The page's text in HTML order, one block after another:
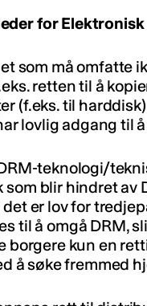
for
som må omfatte
retten til å
(f.eks. til
lovlig adgang til å
teknologi/
blir hindret av
er lov for
til å omgå DRM,
borgere kun en
å søke fremmed